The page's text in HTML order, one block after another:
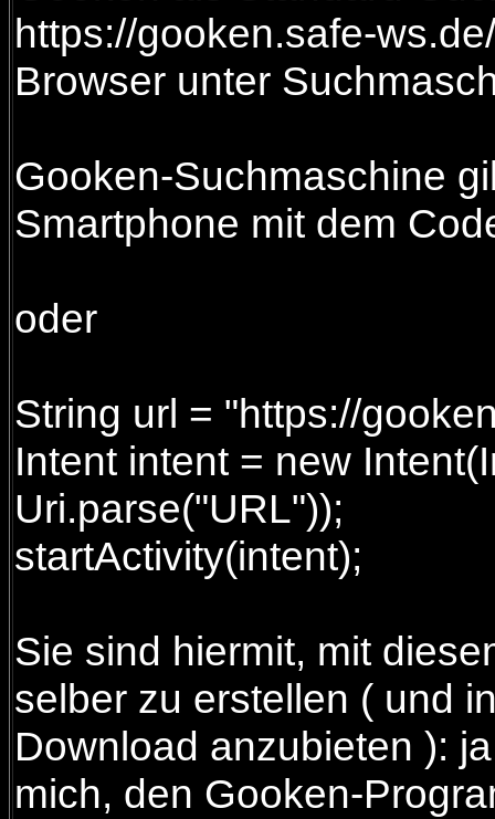
https://gooken.safe-
Browser unter
Gooken-Suchmaschine
Smartphone mit dem
oder
String url = "https://
Intent intent = new
Uri.parse("URL"));
startActivity(intent);
Sie sind hiermit, mit
selber zu erstellen ( und
Download anzubieten ):
mich, den Gooken-